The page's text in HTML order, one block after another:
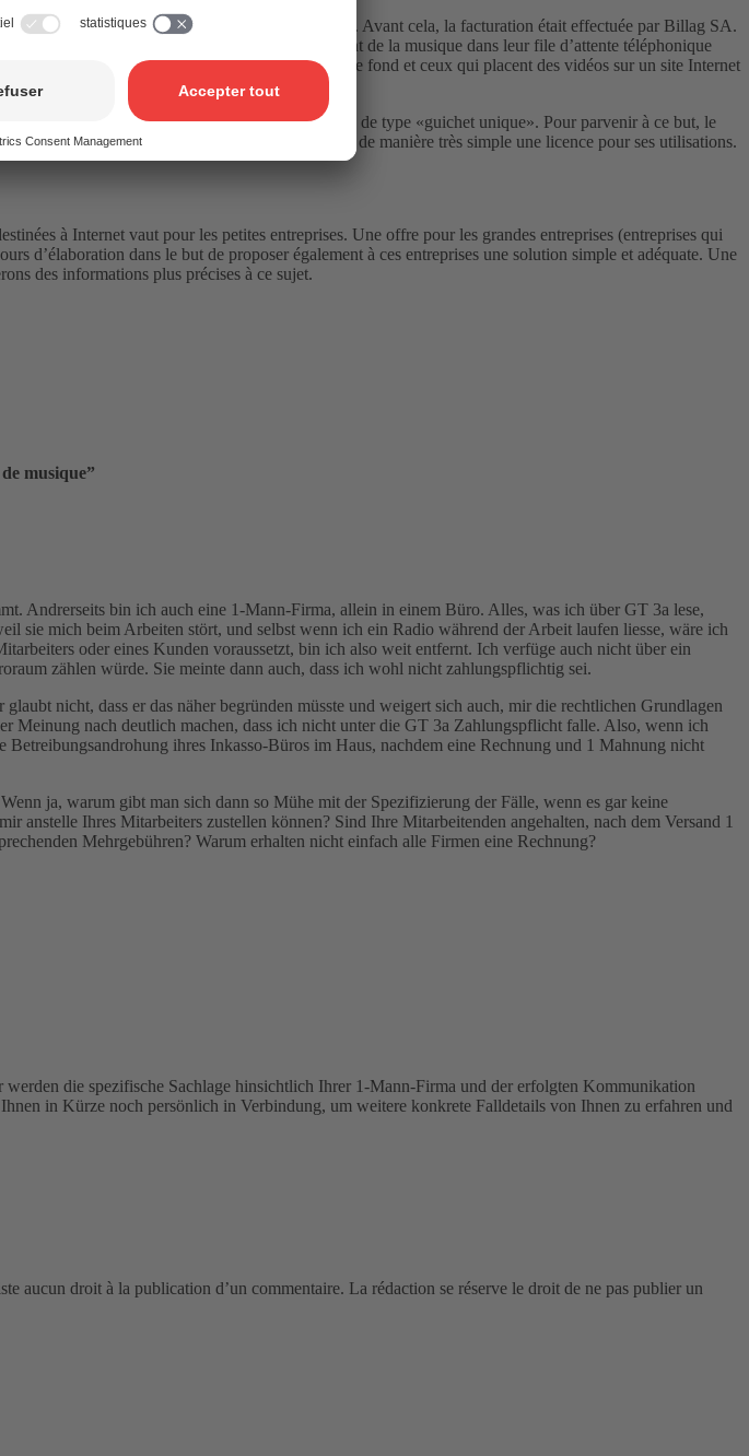
3a (TC 3a, musique de fond ou d’ambiance). Avant cela, la facturation était effectuée par Billag SA.
locaux, y diffusent des émissions de TV, utilisent de la musique dans leur file d’attente téléphonique
conditions, les clients utilisateurs de musique de fond et ceux qui placent des vidéos sur un site Internet
droit est utilisée par un large cercle de clients.
en particulier que nous proposions une solution de type «guichet unique». Pour parvenir à ce but, le
d’utilisation en même temps et ainsi obtenir de manière très simple une licence pour ses utilisations.
à Internet vaut pour les petites entreprises. Une offre pour les grandes entreprises (entreprises qui
d’élaboration dans le but de proposer également à ces entreprises une solution simple et adéquate. Une
des informations plus précises à ce sujet.
musique”
Andrerseits bin ich auch eine 1-Mann-Firma, allein in einem Büro. Alles, was ich über GT 3a lese,
sie mich beim Arbeiten stört, und selbst wenn ich ein Radio während der Arbeit laufen liesse, wäre ich
oder eines Kunden voraussetzt, bin ich also weit entfernt. Ich verfüge auch nicht über ein
zählen würde. Sie meinte dann auch, dass ich wohl nicht zahlungspflichtig sei.
nicht, dass er das näher begründen müsste und weigert sich auch, mir die rechtlichen Grundlagen
Meinung nach deutlich machen, dass ich nicht unter die GT 3a Zahlungspflicht falle. Also, wenn ich
ihres Inkasso-Büros im Haus, nachdem eine Rechnung und 1 Mahnung nicht
ja, warum gibt man sich dann so Mühe mit der Spezifizierung der Fälle, wenn es gar keine
Ihres Mitarbeiters zustellen können? Sind Ihre Mitarbeitenden angehalten, nach dem Versand 1
Mehrgebühren? Warum erhalten nicht einfach alle Firmen eine Rechnung?
die spezifische Sachlage hinsichtlich Ihrer 1-Mann-Firma und der erfolgten Kommunikation
in Kürze noch persönlich in Verbindung, um weitere konkrete Falldetails von Ihnen zu erfahren und
aucun droit à la publication d’un commentaire. La rédaction se réserve le droit de ne pas publier un